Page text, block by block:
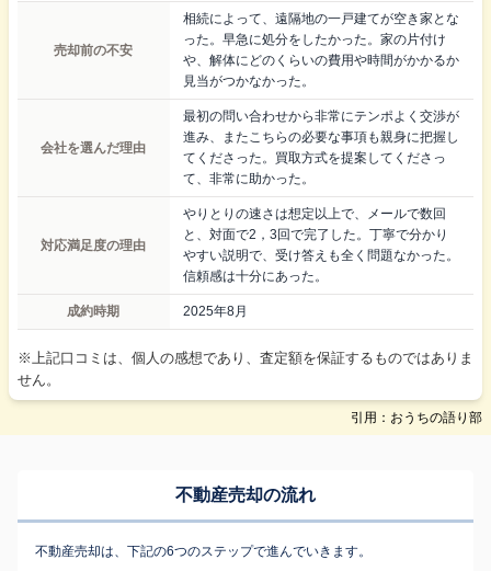
売却前の不安
相続によって、遠隔地の一戸建てが空き家とな
った。早急に処分をしたかった。家の片付け
や、解体にどのくらいの費用や時間がかかるか
見当がつかなかった。
会社を選んだ理由
最初の問い合わせから非常にテンポよく交渉が
進み、またこちらの必要な事項も親身に把握し
てくださった。買取方式を提案してくださっ
て、非常に助かった。
対応満足度の理由
やりとりの速さは想定以上で、メールで数回
と、対面で2，3回で完了した。丁寧で分かり
やすい説明で、受け答えも全く問題なかった。
信頼感は十分にあった。
成約時期 2025年8月
※上記口コミは、個人の感想であり、査定額を保証するものではありま
せん。
引用：おうちの語り部
不動産売却の流れ
不動産売却は、下記の6つのステップで進んでいきます。